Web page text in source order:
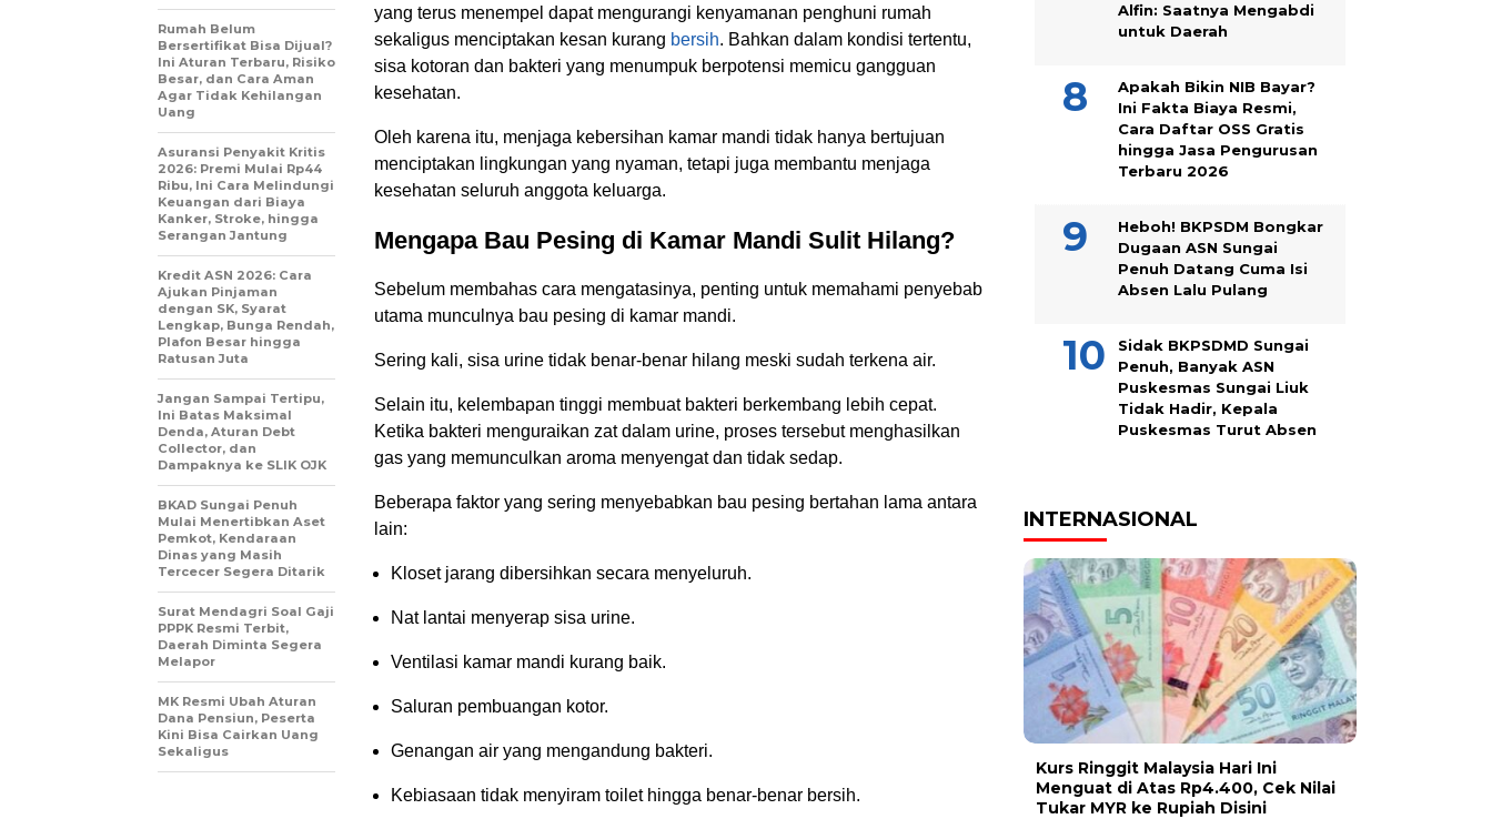
yang terus menempel dapat mengurangi kenyamanan penghuni rumah
sekaligus menciptakan kesan kurang bersih. Bahkan dalam kondisi tertentu,
sisa kotoran dan bakteri yang menumpuk berpotensi memicu gangguan
kesehatan.
Oleh karena itu, menjaga kebersihan kamar mandi tidak hanya bertujuan
menciptakan lingkungan yang nyaman, tetapi juga membantu menjaga
kesehatan seluruh anggota keluarga.
Mengapa Bau Pesing di Kamar Mandi Sulit Hilang?
Sebelum membahas cara mengatasinya, penting untuk memahami penyebab
utama munculnya bau pesing di kamar mandi.
Sering kali, sisa urine tidak benar-benar hilang meski sudah terkena air.
Selain itu, kelembapan tinggi membuat bakteri berkembang lebih cepat.
Ketika bakteri menguraikan zat dalam urine, proses tersebut menghasilkan
gas yang memunculkan aroma menyengat dan tidak sedap.
Beberapa faktor yang sering menyebabkan bau pesing bertahan lama antara
lain:
Kloset jarang dibersihkan secara menyeluruh.
Nat lantai menyerap sisa urine.
Ventilasi kamar mandi kurang baik.
Saluran pembuangan kotor.
Genangan air yang mengandung bakteri.
Kebiasaan tidak menyiram toilet hingga benar-benar bersih.
Rumah Belum
Bersertifikat Bisa Dijual?
Ini Aturan Terbaru, Risiko
Besar, dan Cara Aman
Agar Tidak Kehilangan
Uang
Asuransi Penyakit Kritis
2026: Premi Mulai Rp44
Ribu, Ini Cara Melindungi
Keuangan dari Biaya
Kanker, Stroke, hingga
Serangan Jantung
Kredit ASN 2026: Cara
Ajukan Pinjaman
dengan SK, Syarat
Lengkap, Bunga Rendah,
Plafon Besar hingga
Ratusan Juta
Jangan Sampai Tertipu,
Ini Batas Maksimal
Denda, Aturan Debt
Collector, dan
Dampaknya ke SLIK OJK
BKAD Sungai Penuh
Mulai Menertibkan Aset
Pemkot, Kendaraan
Dinas yang Masih
Tercecer Segera Ditarik
Surat Mendagri Soal Gaji
PPPK Resmi Terbit,
Daerah Diminta Segera
Melapor
MK Resmi Ubah Aturan
Dana Pensiun, Peserta
Kini Bisa Cairkan Uang
Sekaligus
Alfin: Saatnya Mengabdi
untuk Daerah
Apakah Bikin NIB Bayar?
Ini Fakta Biaya Resmi,
Cara Daftar OSS Gratis
hingga Jasa Pengurusan
Terbaru 2026
Heboh! BKPSDM Bongkar
Dugaan ASN Sungai
Penuh Datang Cuma Isi
Absen Lalu Pulang
Sidak BKPSDMD Sungai
Penuh, Banyak ASN
Puskesmas Sungai Liuk
Tidak Hadir, Kepala
Puskesmas Turut Absen
INTERNASIONAL
Kurs Ringgit Malaysia Hari Ini
Menguat di Atas Rp4.400, Cek Nilai
Tukar MYR ke Rupiah Disini